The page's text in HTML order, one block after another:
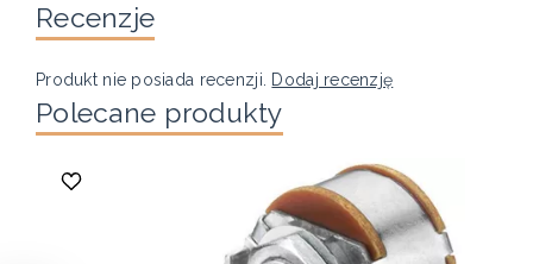
Recenzje
Produkt nie posiada recenzji. Dodaj recenzję
Polecane produkty